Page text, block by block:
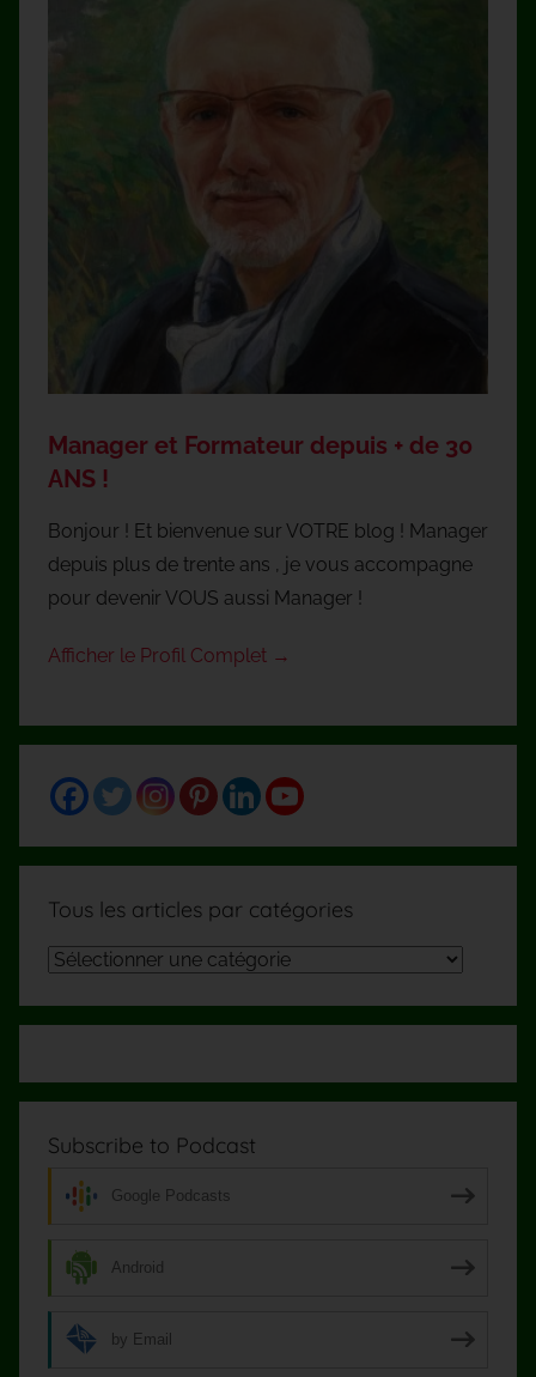
Manager et Formateur depuis + de 30
ANS !
Bonjour ! Et bienvenue sur VOTRE blog ! Manager
depuis plus de trente ans , je vous accompagne
pour devenir VOUS aussi Manager !
Afficher le Profil Complet →
Tous les articles par catégories
Tous
articles
Subscribe to Podcast
Google Podcasts
Android
by Email